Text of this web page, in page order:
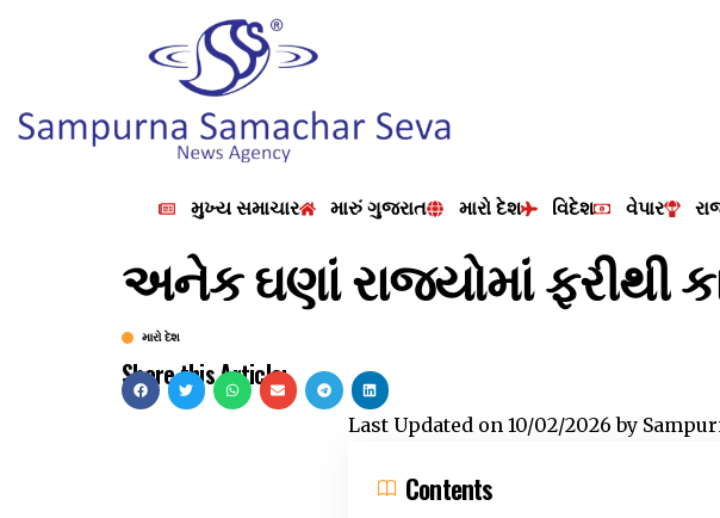
મુખ્ય સમાચાર મારું ગુજરાત મારો દેશ વિદેશ વેપાર
અનેક ઘણાં રાજ્યોમાં ફરીથી
મારો દેશ
Share this Article:
Last Updated on 10/02/2026 by
Contents